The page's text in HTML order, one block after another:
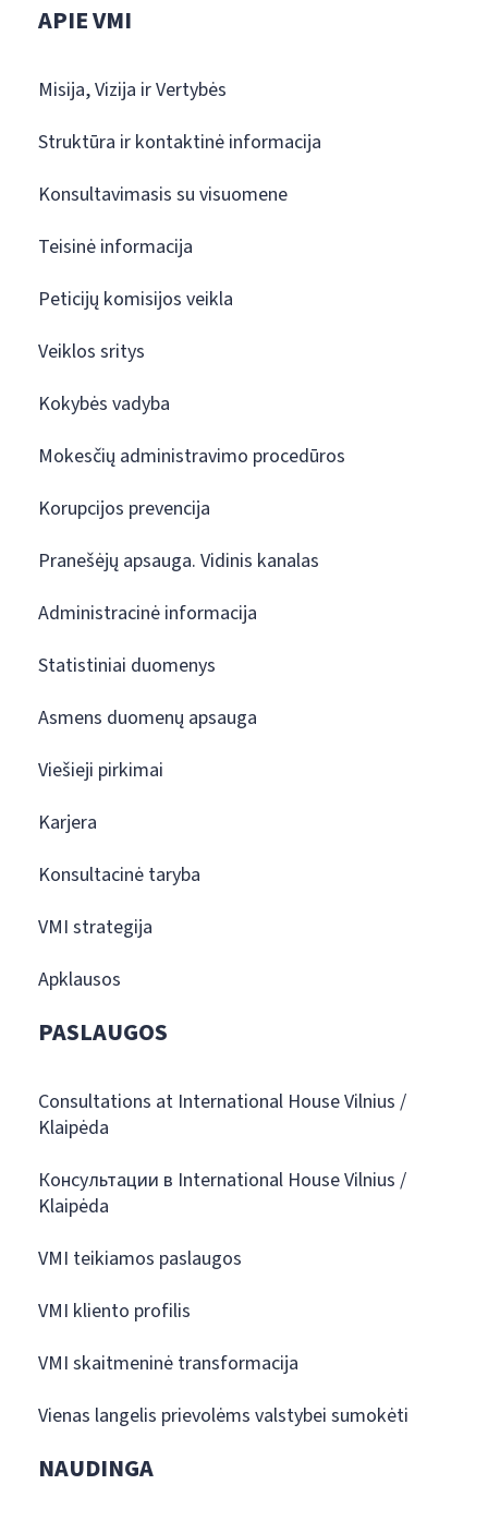
APIE VMI
Misija, Vizija ir Vertybės
Struktūra ir kontaktinė informacija
Konsultavimasis su visuomene
Teisinė informacija
Peticijų komisijos veikla
Veiklos sritys
Kokybės vadyba
Mokesčių administravimo procedūros
Korupcijos prevencija
Pranešėjų apsauga. Vidinis kanalas
Administracinė informacija
Statistiniai duomenys
Asmens duomenų apsauga
Viešieji pirkimai
Karjera
Konsultacinė taryba
VMI strategija
Apklausos
PASLAUGOS
Consultations at International House Vilnius /
Klaipėda
Консультации в International House Vilnius /
Klaipėda
VMI teikiamos paslaugos
VMI kliento profilis
VMI skaitmeninė transformacija
Vienas langelis prievolėms valstybei sumokėti
NAUDINGA